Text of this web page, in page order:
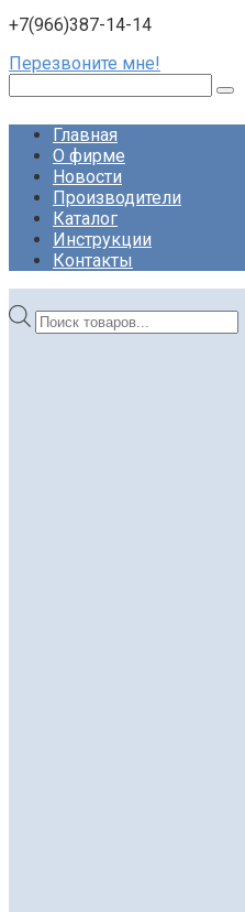
+7(966)387-14-14
Перезвоните мне!
Главная
О фирме
Новости
Производители
Каталог
Инструкции
Контакты
Поиск
товаров